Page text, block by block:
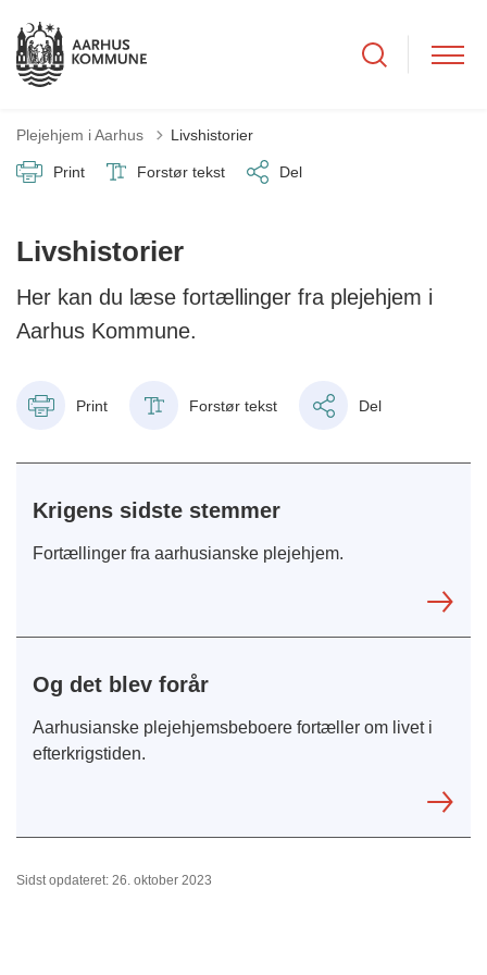
Plejehjem i Aarhus Livshistorier
Print Forstør tekst Del
Livshistorier
Her kan du læse fortællinger fra plejehjem i
Aarhus Kommune.
Print Forstør tekst Del
Krigens sidste stemmer
Fortællinger fra aarhusianske plejehjem.
Og det blev forår
Aarhusianske plejehjemsbeboere fortæller om livet i
efterkrigstiden.
Sidst opdateret: 26. oktober 2023